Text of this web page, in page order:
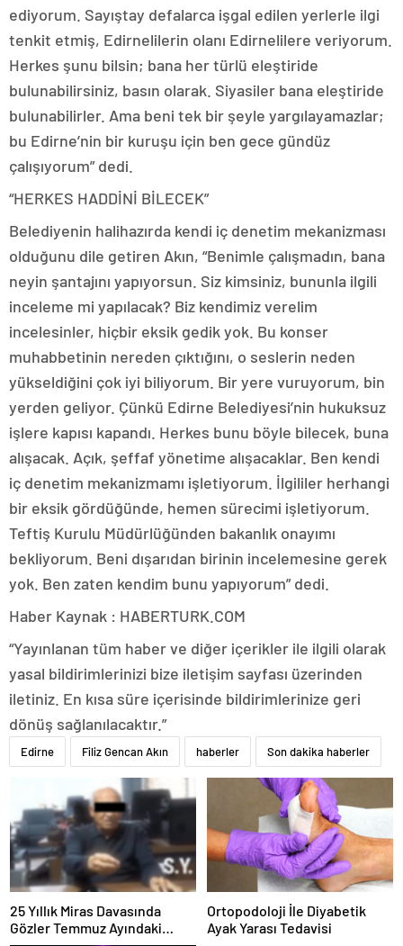
ediyorum. Sayıştay defalarca işgal edilen yerlerle ilgi
tenkit etmiş, Edirnelilerin olanı Edirnelilere veriyorum.
Herkes şunu bilsin; bana her türlü eleştiride
bulunabilirsiniz, basın olarak. Siyasiler bana eleştiride
bulunabilirler. Ama beni tek bir şeyle yargılayamazlar;
bu Edirne’nin bir kuruşu için ben gece gündüz
çalışıyorum” dedi.
“HERKES HADDİNİ BİLECEK”
Belediyenin halihazırda kendi iç denetim mekanizması
olduğunu dile getiren Akın, “Benimle çalışmadın, bana
neyin şantajını yapıyorsun. Siz kimsiniz, bununla ilgili
inceleme mi yapılacak? Biz kendimiz verelim
incelesinler, hiçbir eksik gedik yok. Bu konser
muhabbetinin nereden çıktığını, o seslerin neden
yükseldiğini çok iyi biliyorum. Bir yere vuruyorum, bin
yerden geliyor. Çünkü Edirne Belediyesi’nin hukuksuz
işlere kapısı kapandı. Herkes bunu böyle bilecek, buna
alışacak. Açık, şeffaf yönetime alışacaklar. Ben kendi
iç denetim mekanizmamı işletiyorum. İlgililer herhangi
bir eksik gördüğünde, hemen sürecimi işletiyorum.
Teftiş Kurulu Müdürlüğünden bakanlık onayımı
bekliyorum. Beni dışarıdan birinin incelemesine gerek
yok. Ben zaten kendim bunu yapıyorum” dedi.
Haber Kaynak : HABERTURK.COM
“Yayınlanan tüm haber ve diğer içerikler ile ilgili olarak
yasal bildirimlerinizi bize iletişim sayfası üzerinden
iletiniz. En kısa süre içerisinde bildirimlerinize geri
dönüş sağlanılacaktır.”
Edirne Filiz Gencan Akın haberler Son dakika haberler
25 Yıllık Miras Davasında
Gözler Temmuz Ayındaki
Ortopodoloji İle Diyabetik
Ayak Yarası Tedavisi